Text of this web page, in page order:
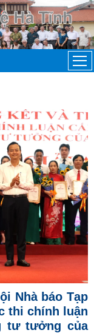
Nhà báo Tạp
thi chính luận
tư tưởng của